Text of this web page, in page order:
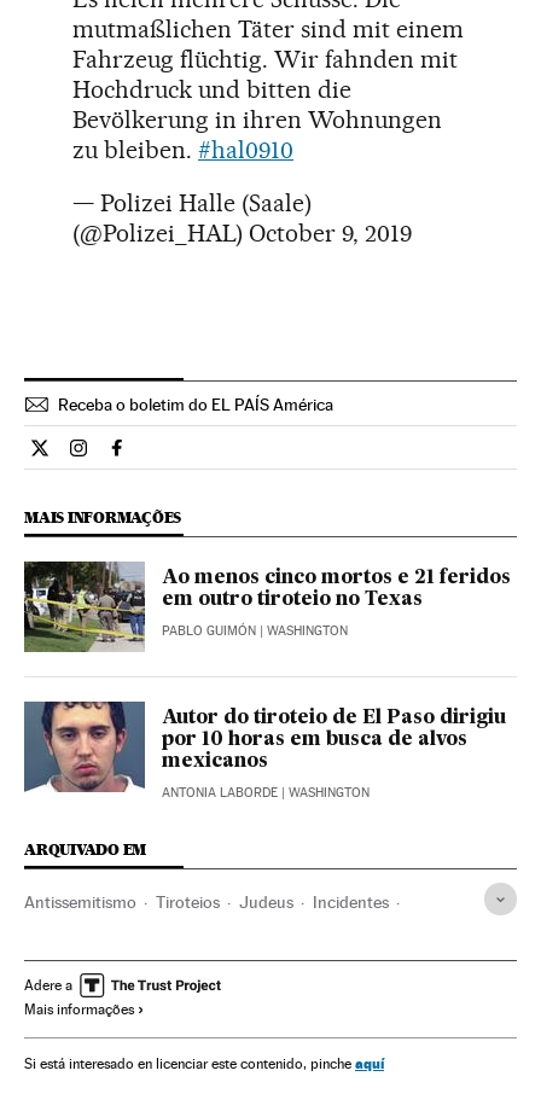
mutmaßlichen Täter sind mit einem
Fahrzeug flüchtig. Wir fahnden mit
Hochdruck und bitten die
Bevölkerung in ihren Wohnungen
zu bleiben. #hal0910
— Polizei Halle (Saale)
(@Polizei_HAL) October 9, 2019
Receba o boletim do EL PAÍS América
Internacional El País Brasil en Twitter
Internacional El País Brasil en Instagram
Internacional El País Brasil en Facebook
MAIS INFORMAÇÕES
Ao menos cinco mortos e 21 feridos
em outro tiroteio no Texas
PABLO GUIMÓN | WASHINGTON
Autor do tiroteio de El Paso dirigiu
por 10 horas em busca de alvos
mexicanos
ANTONIA LABORDE | WASHINGTON
ARQUIVADO EM
Antissemitismo Tiroteios Judeus Incidentes
Preconceitos Delitos Europa
Problemas sociais
Adere a
Mais informações
Si está interesado en licenciar este contenido, pinche aquí